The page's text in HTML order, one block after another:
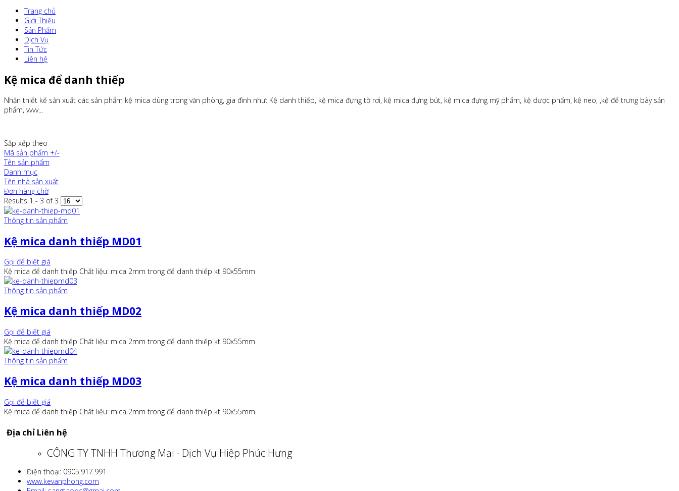
Trang chủ
Giới Thiệu
Sản Phẩm
Dịch Vụ
Tin Tức
Liên hệ
Kệ mica để danh thiếp
Nhận thiết kế sản xuất các sản phẩm kệ mica dùng trong văn phòng, gia đình như: Kệ danh thiếp, kệ mica đựng tờ rơi, kệ mica đựng bút, kệ mica đựng mỹ phẩm, kệ dược phẩm, kệ neo, ,kệ để trưng bày sản
phẩm, vvvv...
Sắp xếp theo
Mã sản phẩm +/-
Tên sản phẩm
Danh mục
Tên nhà sản xuất
Đơn hàng chờ
Results 1 - 3 of 3
Thông tin sản phẩm
Kệ mica danh thiếp MD01
Gọi để biết giá
Kệ mica để danh thiếp Chất liệu: mica 2mm trong để danh thiếp kt 90x55mm
Thông tin sản phẩm
Kệ mica danh thiếp MD02
Gọi để biết giá
Kệ mica để danh thiếp Chất liệu: mica 2mm trong để danh thiếp kt 90x55mm
Thông tin sản phẩm
Kệ mica danh thiếp MD03
Gọi để biết giá
Kệ mica để danh thiếp Chất liệu: mica 2mm trong để danh thiếp kt 90x55mm
Địa chỉ Liên hệ
CÔNG TY TNHH Thương Mại - Dịch Vụ Hiệp Phúc Hưng
Điện thoại: 0905.917.991
www.kevanphong.com